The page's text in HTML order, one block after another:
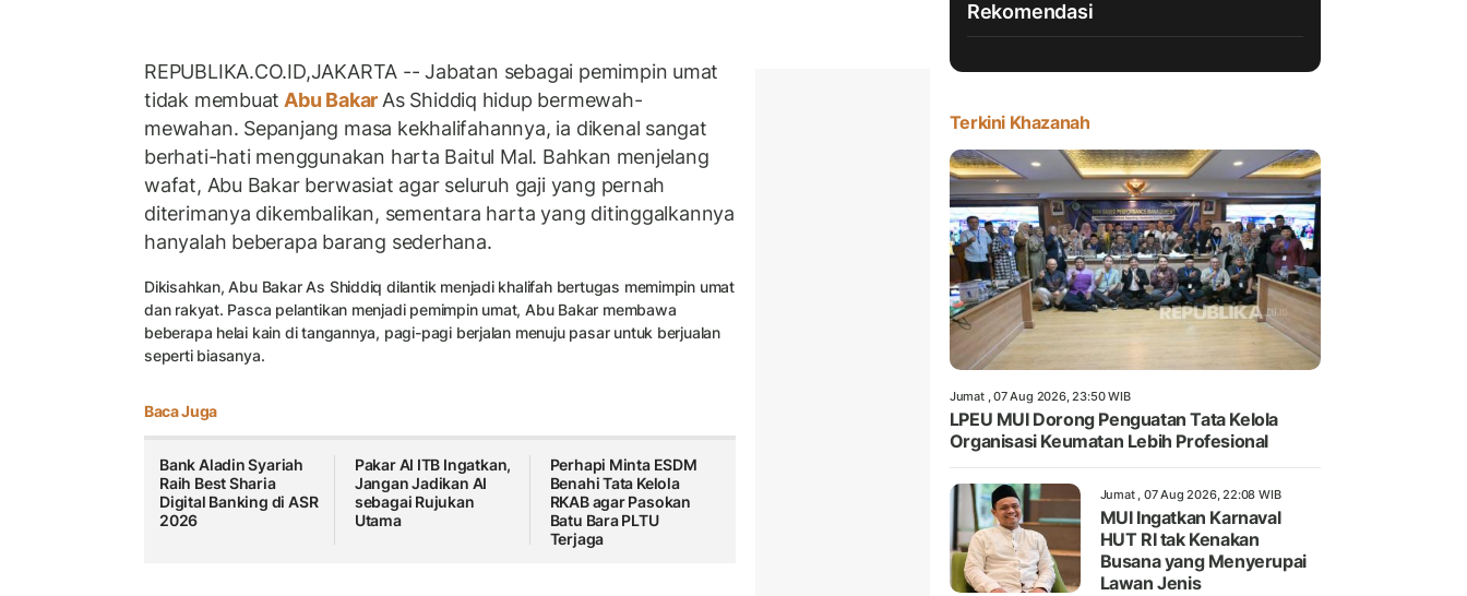
REPUBLIKA.CO.ID,JAKARTA -- Jabatan sebagai pemimpin umat
tidak membuat Abu Bakar As Shiddiq hidup bermewah-
mewahan. Sepanjang masa kekhalifahannya, ia dikenal sangat
berhati-hati menggunakan harta Baitul Mal. Bahkan menjelang
wafat, Abu Bakar berwasiat agar seluruh gaji yang pernah
diterimanya dikembalikan, sementara harta yang ditinggalkannya
hanyalah beberapa barang sederhana.
Dikisahkan, Abu Bakar As Shiddiq dilantik menjadi khalifah bertugas memimpin umat
dan rakyat. Pasca pelantikan menjadi pemimpin umat, Abu Bakar membawa
beberapa helai kain di tangannya, pagi-pagi berjalan menuju pasar untuk berjualan
seperti biasanya.
Baca Juga
Bank Aladin Syariah
Raih Best Sharia
Digital Banking di ASR
2026
Pakar AI ITB Ingatkan,
Jangan Jadikan AI
sebagai Rujukan
Utama
Perhapi Minta ESDM
Benahi Tata Kelola
RKAB agar Pasokan
Batu Bara PLTU
Terjaga
Rekomendasi
Terkini Khazanah
Jumat , 07 Aug 2026, 23:50 WIB
LPEU MUI Dorong Penguatan Tata Kelola
Organisasi Keumatan Lebih Profesional
Jumat , 07 Aug 2026, 22:08 WIB
MUI Ingatkan Karnaval
HUT RI tak Kenakan
Busana yang Menyerupai
Lawan Jenis